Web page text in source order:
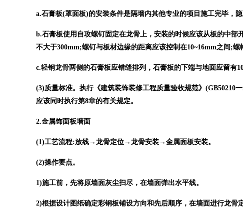
a.石膏板(罩面板)的安装条件是隔墙内其他专业的项目施工完毕，隐
b.石膏板使用自攻螺钉固定在龙骨上，安装的时候应该从板的中
不大于300mm;螺钉与板材边缘的距离应该控制在10~16mm之间;
c.轻钢龙骨两侧的石膏板应错缝排列，石膏板的下端与地面应留有
(3)质量标准。执行《建筑装饰装修工程质量验收规范》(GB50210
应该同时执行第8章的有关规定。
2.金属饰面板墙面
(1)工艺流程:放线→龙骨定位→龙骨安装→金属面板安装。
(2)操作要点。
1)施工前，先将原墙面灰尘扫尽，在墙面弹出水平线。
2)根据设计图纸确定彩钢板铺设方向和先后顺序，在墙面进行龙骨